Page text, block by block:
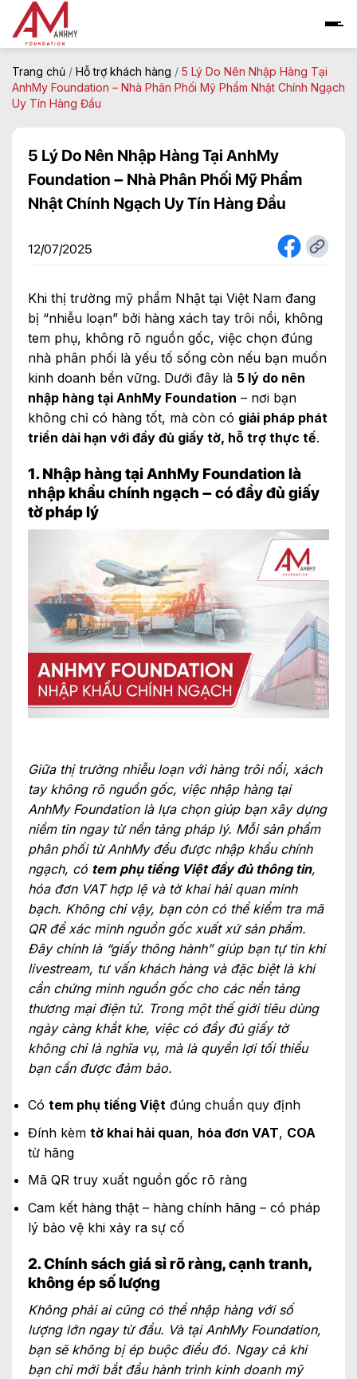
content
Trang chủ / Hỗ trợ khách hàng / 5 Lý Do Nên Nhập Hàng Tại
AnhMy Foundation – Nhà Phân Phối Mỹ Phẩm Nhật Chính Ngạch
Uy Tín Hàng Đầu
5 Lý Do Nên Nhập Hàng Tại AnhMy
Foundation – Nhà Phân Phối Mỹ Phẩm
Nhật Chính Ngạch Uy Tín Hàng Đầu
12/07/2025
Khi thị trường mỹ phẩm Nhật tại Việt Nam đang
bị “nhiễu loạn” bởi hàng xách tay trôi nổi, không
tem phụ, không rõ nguồn gốc, việc chọn đúng
nhà phân phối là yếu tố sống còn nếu bạn muốn
kinh doanh bền vững. Dưới đây là 5 lý do nên
nhập hàng tại AnhMy Foundation – nơi bạn
không chỉ có hàng tốt, mà còn có giải pháp phát
triển dài hạn với đầy đủ giấy tờ, hỗ trợ thực tế.
1. Nhập hàng tại AnhMy Foundation là
nhập khẩu chính ngạch – có đầy đủ giấy
tờ pháp lý
Giữa thị trường nhiễu loạn với hàng trôi nổi, xách
tay không rõ nguồn gốc, việc nhập hàng tại
AnhMy Foundation là lựa chọn giúp bạn xây dựng
niềm tin ngay từ nền tảng pháp lý. Mỗi sản phẩm
phân phối từ AnhMy đều được nhập khẩu chính
ngạch, có tem phụ tiếng Việt đầy đủ thông tin,
hóa đơn VAT hợp lệ và tờ khai hải quan minh
bạch. Không chỉ vậy, bạn còn có thể kiểm tra mã
QR để xác minh nguồn gốc xuất xứ sản phẩm.
Đây chính là “giấy thông hành” giúp bạn tự tin khi
livestream, tư vấn khách hàng và đặc biệt là khi
cần chứng minh nguồn gốc cho các nền tảng
thương mại điện tử. Trong một thế giới tiêu dùng
ngày càng khắt khe, việc có đầy đủ giấy tờ
không chỉ là nghĩa vụ, mà là quyền lợi tối thiểu
bạn cần được đảm bảo.
Có tem phụ tiếng Việt đúng chuẩn quy định
Đính kèm tờ khai hải quan, hóa đơn VAT, COA
từ hãng
Mã QR truy xuất nguồn gốc rõ ràng
Cam kết hàng thật – hàng chính hãng – có pháp
lý bảo vệ khi xảy ra sự cố
2. Chính sách giá sỉ rõ ràng, cạnh tranh,
không ép số lượng
Không phải ai cũng có thể nhập hàng với số
lượng lớn ngay từ đầu. Và tại AnhMy Foundation,
bạn sẽ không bị ép buộc điều đó. Ngay cả khi
bạn chỉ mới bắt đầu hành trình kinh doanh mỹ